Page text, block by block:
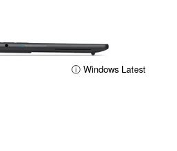
ⓘ Windows Latest